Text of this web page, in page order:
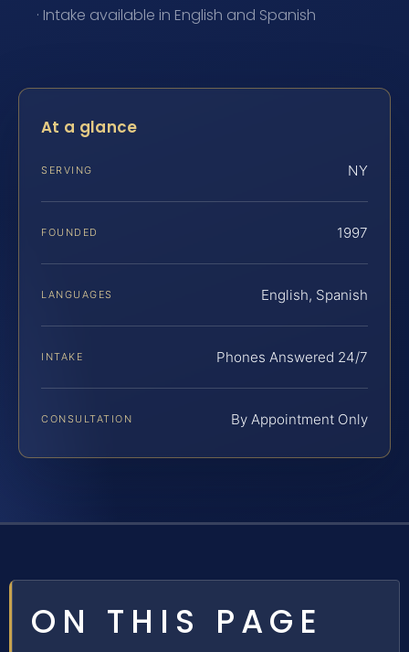
· Intake available in English and Spanish
At a glance
SERVING NY
FOUNDED 1997
LANGUAGES English, Spanish
INTAKE Phones Answered 24/7
CONSULTATION By Appointment Only
ON THIS PAGE